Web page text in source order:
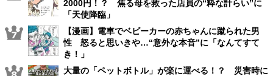
2000円！？ 焦る母を救った店員の“粋な計らい”に
「天使降臨」
【漫画】電車でベビーカーの赤ちゃんに蹴られた男
性 怒ると思いきや…“意外な本音”に「なんてすて
き！」
大量の「ペットボトル」が楽に運べる！？ 災害時に